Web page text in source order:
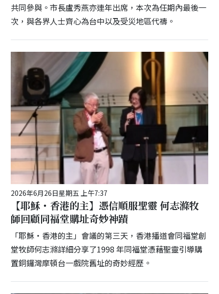
共同參與。市長盧秀燕亦連年出席，本次為任期內最後一
次，與各界人士齊心為台中以及受災地區代禱。
2026年6月26日星期五 上午7:37
【耶穌・香港的主】憑信順服聖靈 何志滌牧
師回顧同福堂購址奇妙神蹟
「耶穌・香港的主」會議的第三天，香港播道會同福堂創
堂牧師何志滌詳細分享了1998 年同福堂憑藉聖靈引導購
置銅鑼灣摩頓台一戲院舊址的奇妙經歷。